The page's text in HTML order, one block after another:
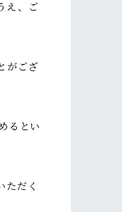
え、ご
がござ
るとい
ただく